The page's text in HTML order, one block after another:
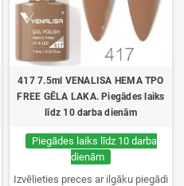
417 7.5ml VENALISA HEMA TPO
FREE GĒLA LAKA. Piegādes laiks
līdz 10 darba dienām
Piegādes laiks līdz 10 darba
dienām
Izvēlieties preces ar ilgāku piegādi